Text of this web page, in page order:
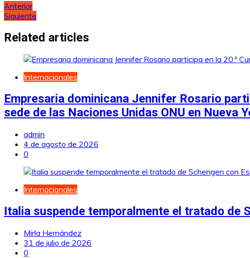
Navegación
de
entradas
Anterior
Siguiente
Related articles
Internacionales
Empresaria dominicana Jennifer Rosario
sede de las Naciones Unidas ONU en Nueva
admin
4 de agosto de 2026
0
Internacionales
Italia suspende temporalmente el tratado de
Mirla Hernández
31 de julio de 2026
0